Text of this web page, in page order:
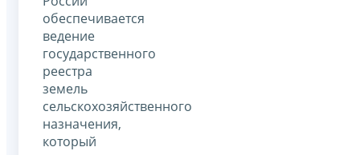
обеспечивается
ведение
государственного
реестра
земель
сельскохозяйственного
назначения,
который